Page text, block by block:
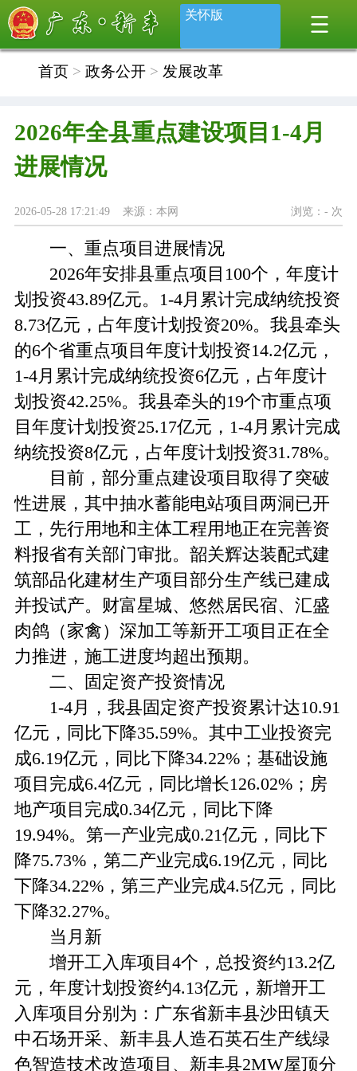
关怀版
首页> 政务公开> 发展改革
2026年全县重点建设项目1-4月
进展情况
浏览：- 次
2026-05-28 17:21:49 来源：本网
一、重点项目进展情况
2026年安排县重点项目100个，年度计
划投资43.89亿元。1-4月累计完成纳统投资
8.73亿元，占年度计划投资20%。我县牵头
的6个省重点项目年度计划投资14.2亿元，
1-4月累计完成纳统投资6亿元，占年度计
划投资42.25%。我县牵头的19个市重点项
目年度计划投资25.17亿元，1-4月累计完成
纳统投资8亿元，占年度计划投资31.78%。
目前，部分重点建设项目取得了突破
性进展，其中抽水蓄能电站项目两洞已开
工，先行用地和主体工程用地正在完善资
料报省有关部门审批。韶关辉达装配式建
筑部品化建材生产项目部分生产线已建成
并投试产。财富星城、悠然居民宿、汇盛
肉鸽（家禽）深加工等新开工项目正在全
力推进，施工进度均超出预期。
二、固定资产投资情况
1-4月，我县固定资产投资累计达10.91
亿元，同比下降35.59%。其中工业投资完
成6.19亿元，同比下降34.22%；基础设施
项目完成6.4亿元，同比增长126.02%；房
地产项目完成0.34亿元，同比下降
19.94%。第一产业完成0.21亿元，同比下
降75.73%，第二产业完成6.19亿元，同比
下降34.22%，第三产业完成4.5亿元，同比
下降32.27%。
当月新
增开工入库项目4个，总投资约13.2亿
元，年度计划投资约4.13亿元，新增开工
入库项目分别为：广东省新丰县沙田镇天
中石场开采、新丰县人造石英石生产线绿
色智造技术改造项目、新丰县2MW屋顶分